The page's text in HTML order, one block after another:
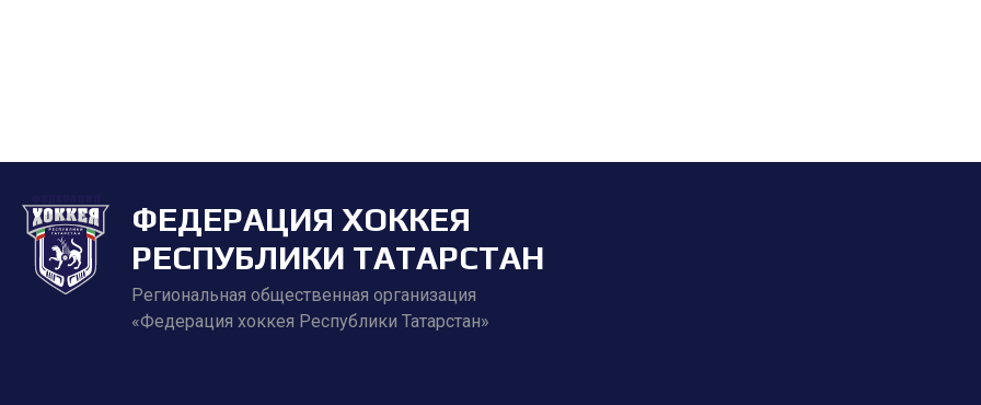
ФЕДЕРАЦИЯ ХОККЕЯ
РЕСПУБЛИКИ ТАТАРСТАН
Региональная общественная организация
«Федерация хоккея Республики Татарстан»